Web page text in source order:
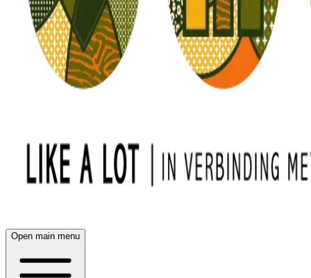
Open main menu